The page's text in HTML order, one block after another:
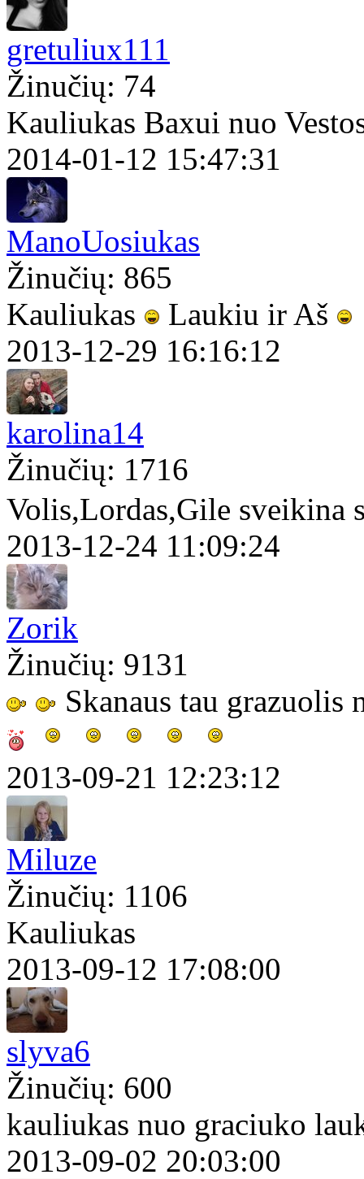
gretuliux111
Žinučių: 74
Kauliukas Baxui nuo
2014-01-12 15:47:31
ManoUosiukas
Žinučių: 865
Kauliukas
Laukiu ir Aš
2013-12-29 16:16:12
karolina14
Žinučių: 1716
Volis,Lordas,Gile sveikina
2013-12-24 11:09:24
Zorik
Žinučių: 9131
Skanaus tau
2013-09-21 12:23:12
Miluze
Žinučių: 1106
Kauliukas
2013-09-12 17:08:00
slyva6
Žinučių: 600
kauliukas nuo graciuko
2013-09-02 20:03:00